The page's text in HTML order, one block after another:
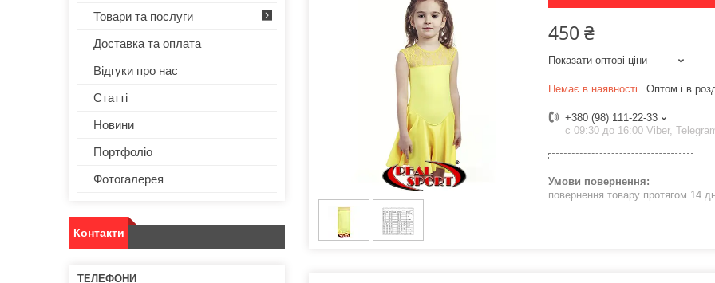
450 ₴
Показати оптові ціни
Немає в наявності Оптом і в
+380 (98) 111-22-33
с 09:30 до 16:00 Viber,
повернення товару протягом 14
Товари та послуги
Доставка та оплата
Відгуки про нас
Статті
Новини
Портфоліо
Фотогалерея
Контакти